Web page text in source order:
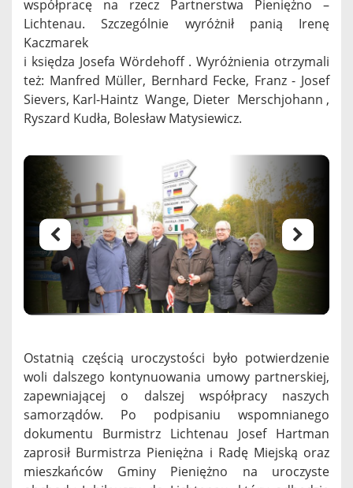
współpracę na rzecz Partnerstwa Pieniężno –
Lichtenau. Szczególnie wyróżnił panią Irenę
Kaczmarek
i księdza Josefa Wördehoff . Wyróżnienia otrzymali
też: Manfred Müller, Bernhard Fecke, Franz - Josef
Sievers, Karl-Haintz Wange, Dieter Merschjohann ,
Ryszard Kudła, Bolesław Matysiewicz.
Ostatnią częścią uroczystości było potwierdzenie
woli dalszego kontynuowania umowy partnerskiej,
zapewniającej o dalszej współpracy naszych
samorządów. Po podpisaniu wspomnianego
dokumentu Burmistrz Lichtenau Josef Hartman
zaprosił Burmistrza Pieniężna i Radę Miejską oraz
mieszkańców Gminy Pieniężno na uroczyste